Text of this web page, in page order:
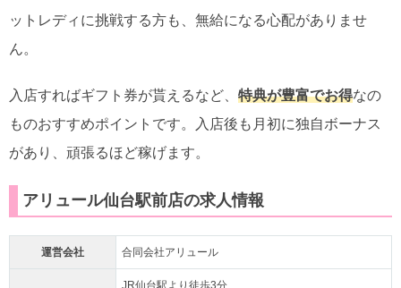
ットレディに挑戦する方も、無給になる心配がありませ
ん。
入店すればギフト券が貰えるなど、 特典が豊富でお得なの
ものおすすめポイントです。入店後も月初に独自ボーナス
があり、頑張るほど稼げます。
アリュール仙台駅前店の求人情報
運営会社 合同会社アリュール
JR仙台駅より徒歩3分